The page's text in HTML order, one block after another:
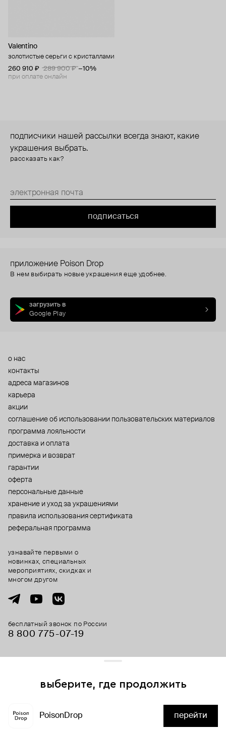
Valentino
золотистые серьги с кристаллами
260 910 ₽
289 900 ₽ −10%
при оплате онлайн
подписчики нашей рассылки всегда знают, какие
украшения выбрать.
рассказать как?
подписаться
приложение Poison Drop
В нем выбирать новые украшения еще удобнее.
загрузить в
Google Play
о нас
контакты
адреса магазинов
карьера
акции
cоглашение об использовании пользовательских материалов
программа лояльности
доставка и оплата
примерка и возврат
гарантии
оферта
персональные данные
хранение и уход за украшениями
правила использования сертификата
реферальная программа
бесплатный звонок по России
8 800 775⁠-07⁠-19
узнавайте первыми о
новинках, специальных
мероприятиях, скидках и
многом другом
выберите, где продолжить
PoisonDrop перейти
и сервисы аналитики. Продолжая его использование,
вы соглашаетесь с нашим